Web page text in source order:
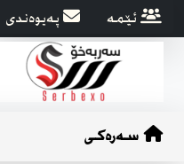
ئێمه په‌یوه‌ندی
سەرەکی